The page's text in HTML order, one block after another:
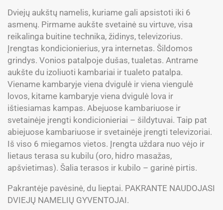
Dviejų aukštų namelis, kuriame gali apsistoti iki 6
asmenų. Pirmame aukšte svetainė su virtuve, visa
reikalinga buitine technika, židinys, televizorius.
Įrengtas kondicionierius, yra internetas. Šildomos
grindys. Vonios patalpoje dušas, tualetas. Antrame
aukšte du izoliuoti kambariai ir tualeto patalpa.
Viename kambaryje viena dvigulė ir viena viengulė
lovos, kitame kambaryje viena dvigulė lova ir
ištiesiamas kampas. Abejuose kambariuose ir
svetainėje įrengti kondicionieriai – šildytuvai. Taip pat
abiejuose kambariuose ir svetainėje įrengti televizoriai.
Iš viso 6 miegamos vietos. Įrengta uždara nuo vėjo ir
lietaus terasa su kubilu (oro, hidro masažas,
apšvietimas). Šalia terasos ir kubilo – garinė pirtis.
Pakrantėje pavėsinė, du lieptai. PAKRANTE NAUDOJASI
DVIEJŲ NAMELIŲ GYVENTOJAI.